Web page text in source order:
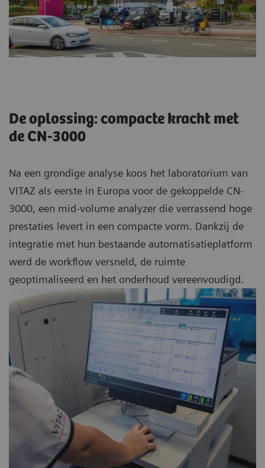
De oplossing: compacte kracht met
de CN-3000
Na een grondige analyse koos het laboratorium van
VITAZ als eerste in Europa voor de gekoppelde CN-
3000, een mid-volume analyzer die verrassend hoge
prestaties levert in een compacte vorm. Dankzij de
integratie met hun bestaande automatisatieplatform
werd de workflow versneld, de ruimte
geoptimaliseerd en het onderhoud vereenvoudigd.